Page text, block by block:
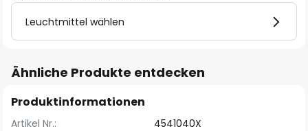
Leuchtmittel wählen
Ähnliche Produkte entdecken
Produktinformationen
Artikel Nr.: 4541040X